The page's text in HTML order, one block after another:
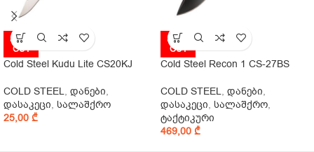
SOLD
OUT
Cold Steel Kudu Lite CS20KJ
COLD STEEL, დანები,
დასაკეცი, სალაშქრო
25,00 ₾
SOLD
OUT
Cold Steel Recon 1 CS-27BS
COLD STEEL, დანები,
დასაკეცი, სალაშქრო,
ტაქტიკური
469,00 ₾